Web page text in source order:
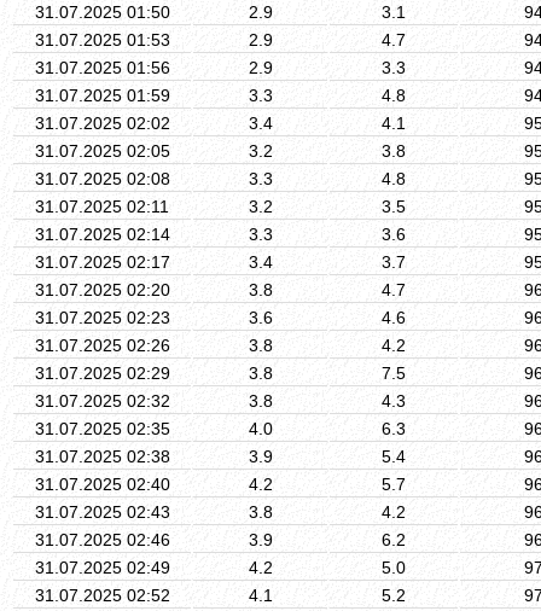
31.07.2025 01:50
2.9 3.1
31.07.2025 01:53
2.9 4.7
31.07.2025 01:56
2.9 3.3
31.07.2025 01:59
3.3 4.8
31.07.2025 02:02
3.4 4.1
31.07.2025 02:05
3.2 3.8
31.07.2025 02:08
3.3 4.8
31.07.2025 02:11
3.2 3.5
31.07.2025 02:14
3.3 3.6
31.07.2025 02:17
3.4 3.7
31.07.2025 02:20
3.8 4.7
31.07.2025 02:23
3.6 4.6
31.07.2025 02:26
3.8 4.2
31.07.2025 02:29
3.8 7.5
31.07.2025 02:32
3.8 4.3
31.07.2025 02:35
4.0 6.3
31.07.2025 02:38
3.9 5.4
31.07.2025 02:40
4.2 5.7
31.07.2025 02:43
3.8 4.2
31.07.2025 02:46
3.9 6.2
31.07.2025 02:49
4.2 5.0
31.07.2025 02:52
4.1 5.2